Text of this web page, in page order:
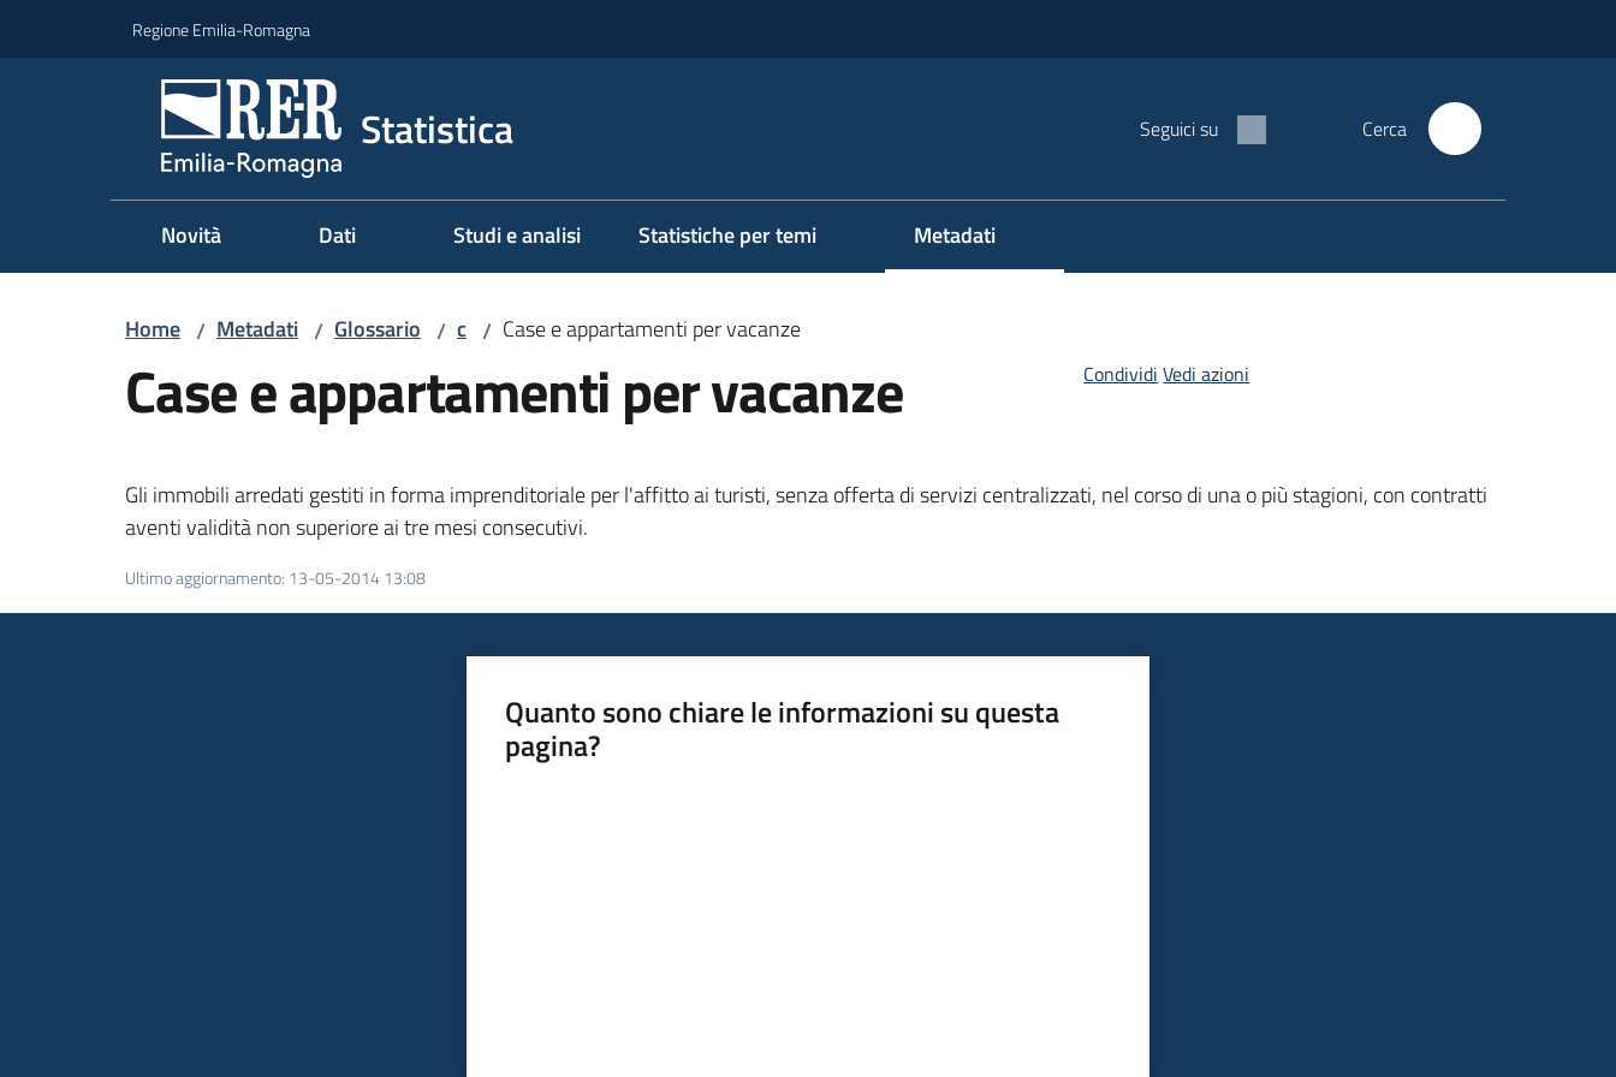
Regione Emilia-Romagna
Statistica Seguici su Cerca
Novità Dati Studi e analisi Statistiche per temi Metadati
Home / Metadati / Glossario / c / Case e appartamenti per vacanze
Case e appartamenti per vacanze Condividi Vedi azioni
Gli immobili arredati gestiti in forma imprenditoriale per l'affitto ai turisti, senza offerta di servizi centralizzati, nel corso di una o più stagioni, con contratti
aventi validità non superiore ai tre mesi consecutivi.
Ultimo aggiornamento: 13-05-2014 13:08
Quanto sono chiare le informazioni su questa
pagina?